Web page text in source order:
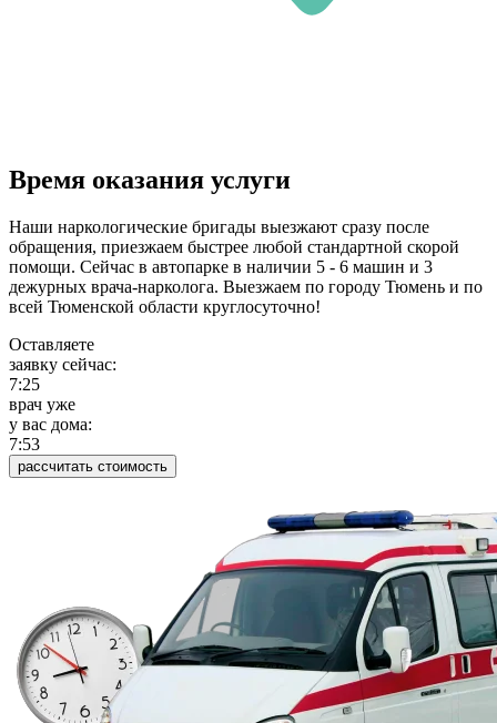
Время оказания услуги
Наши наркологические бригады выезжают сразу после
обращения, приезжаем быстрее любой стандартной скорой
помощи. Сейчас в автопарке в наличии 5 - 6 машин и 3
дежурных врача-нарколога. Выезжаем по городу Тюмень и по
всей Тюменской области круглосуточно!
Оставляете
заявку сейчас:
7:25
врач уже
у вас дома:
7:54
рассчитать стоимость